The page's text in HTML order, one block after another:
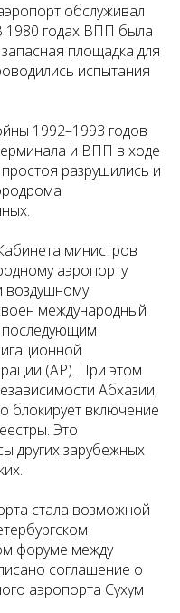
обслуживал
1980 годах ВПП была
площадка для
испытания
1992–1993 годов
и ВПП в ходе
разрушились и
министров
аэропорту
воздушному
международный
последующим
(АР). При этом
Абхазии,
блокирует включение
Это
других зарубежных
стала возможной
форуме между
соглашение о
аэропорта Сухум